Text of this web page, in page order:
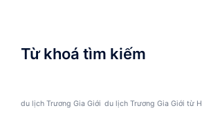
Từ khoá tìm kiếm
du lịch Trương Gia Giới du lịch Trương Gia Giới từ